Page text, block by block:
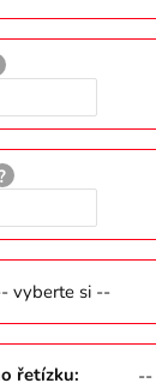
vyberte si --
řetízku: --